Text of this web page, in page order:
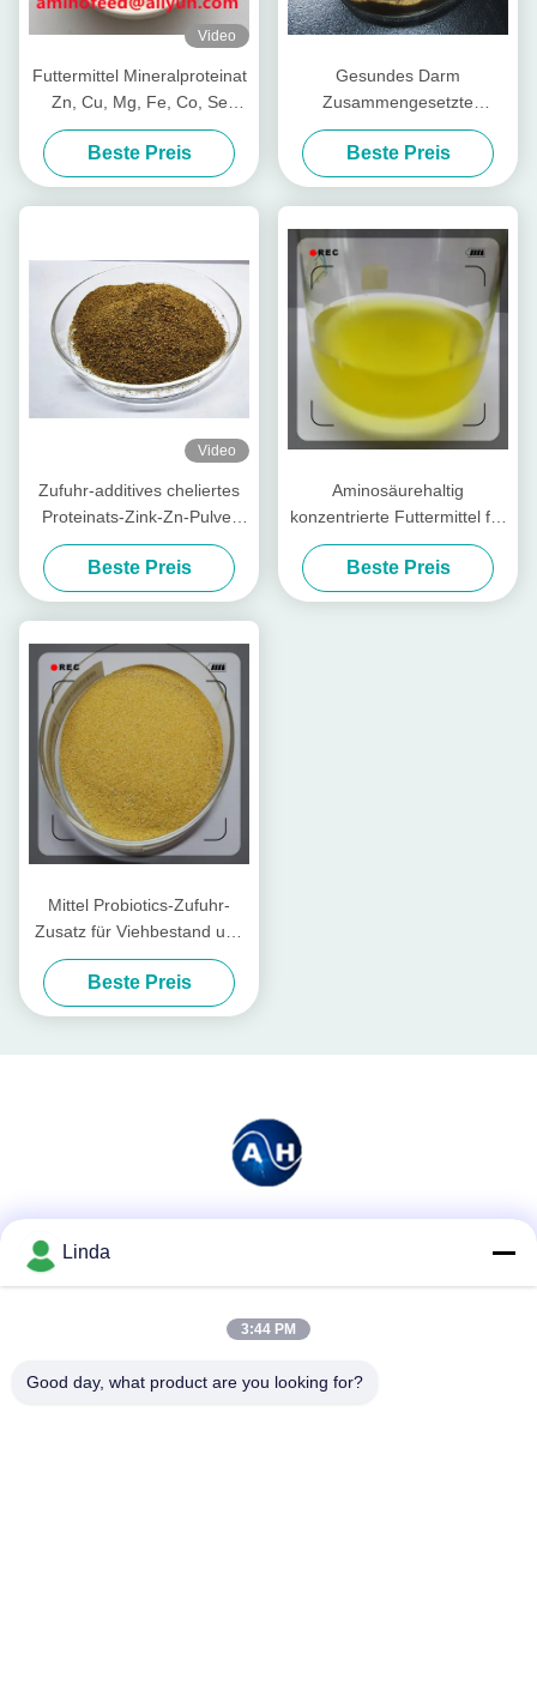
Video
Futtermittel Mineralproteinat
Zn, Cu, Mg, Fe, Co, Se
Form
Beste Preis
Gesundes Darm
Zusammengesetzte
Nährstoffpeptide für Viehvieh
Beste Preis
Video
Zufuhr-additives cheliertes
Proteinats-Zink-Zn-Pulver
mit Rohprotein für
Futtermühle
Beste Preis
Aminosäurehaltig
konzentrierte Futtermittel für
Geflügel und Vieh
Beste Preis
Mittel Probiotics-Zufuhr-
Zusatz für Viehbestand und
Geflügel
Beste Preis
Linda
3:44 PM
Good day, what product are you looking for?